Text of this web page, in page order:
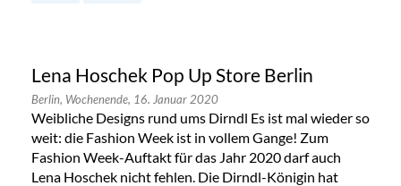
Lena Hoschek Pop Up Store Berlin
Berlin, Wochenende, 16. Januar 2020
Weibliche Designs rund ums Dirndl Es ist mal wieder so
weit: die Fashion Week ist in vollem Gange! Zum
Fashion Week-Auftakt für das Jahr 2020 darf auch
Lena Hoschek nicht fehlen. Die Dirndl-Königin hat